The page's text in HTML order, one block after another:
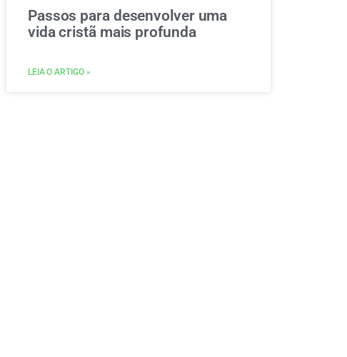
Passos para desenvolver uma
vida cristã mais profunda
LEIA O ARTIGO »